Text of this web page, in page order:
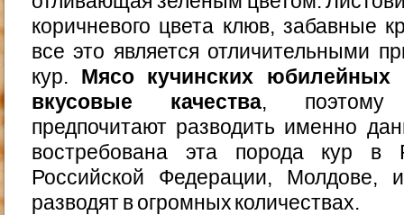
коричневого цвета клюв, забавные
все это является отличительными
кур. Мясо кучинских юбилейных
вкусовые качества, поэтому
предпочитают разводить именно
востребована эта порода кур в
Российской Федерации, Молдове,
разводят в огромных количествах.